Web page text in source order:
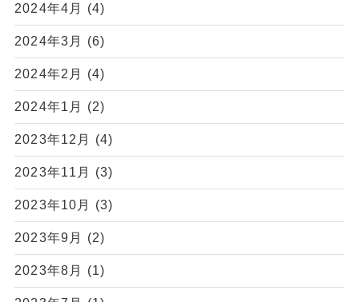
2024年4月 (4)
2024年3月 (6)
2024年2月 (4)
2024年1月 (2)
2023年12月 (4)
2023年11月 (3)
2023年10月 (3)
2023年9月 (2)
2023年8月 (1)